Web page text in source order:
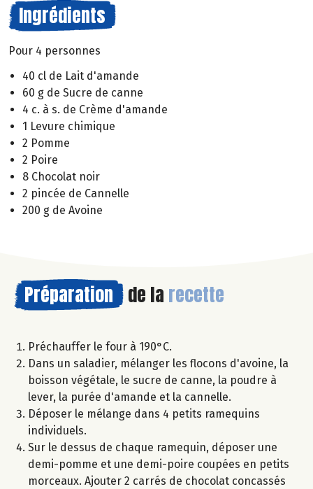
Ingrédients
Pour 4 personnes
40 cl de Lait d'amande
60 g de Sucre de canne
4 c. à s. de Crème d'amande
1 Levure chimique
2 Pomme
2 Poire
8 Chocolat noir
2 pincée de Cannelle
200 g de Avoine
Préparation de la recette
Préchauffer le four à 190°C.
Dans un saladier, mélanger les flocons d'avoine, la
boisson végétale, le sucre de canne, la poudre à
lever, la purée d'amande et la cannelle.
Déposer le mélange dans 4 petits ramequins
individuels.
Sur le dessus de chaque ramequin, déposer une
demi-pomme et une demi-poire coupées en petits
morceaux. Ajouter 2 carrés de chocolat concassés